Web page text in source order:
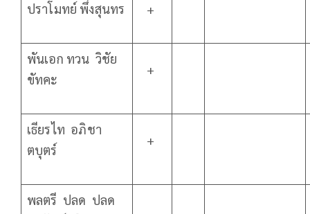
ปราโมทย์ พึ่งสุนทร +
พันเอก ทวน วิชัย
ขัทคะ
+
เธียรไท อภิชา
ตบุตร์
+
พลตรี ปลด ปลด